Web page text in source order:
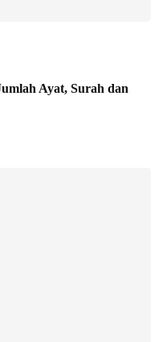
Ayat, Surah dan